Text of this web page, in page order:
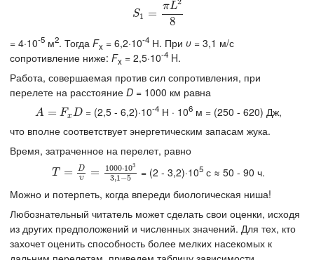
S1 =
πL
8
S 1=π L28
= 4·10-5 м2. Тогда Fx = 6,2·10-4 Н. При υ = 3,1 м/с
сопротивление ниже: Fx = 2,5·10-4 H.
Работа, совершаемая против сил сопротивления, при
перелете на расстояние D = 1000 км равна
A = Fx D
A= Fx D = (2,5 - 6,2)·10-4Н · 106м = (250 - 620) Дж,
что вполне соответствует энергетическим запасам жука.
Время, затраченное на перелет, равно
T =
D
υ
= 1000⋅103
3,1−5
T= Dυ =1000 ⋅1033,1 −5
= (2 - 3,2)·105 с ≈ 50 - 90 ч.
Можно и потерпеть, когда впереди биологическая ниша!
Любознательный читатель может сделать свои оценки, исходя
из других предположений и численных значений. Для тех, кто
захочет оценить способность более мелких насекомых к